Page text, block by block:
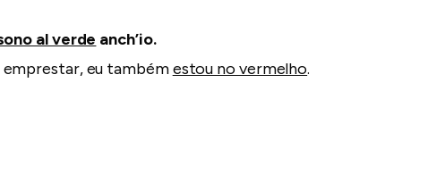
al verde anch’io.
eu tambémestou no vermelho.